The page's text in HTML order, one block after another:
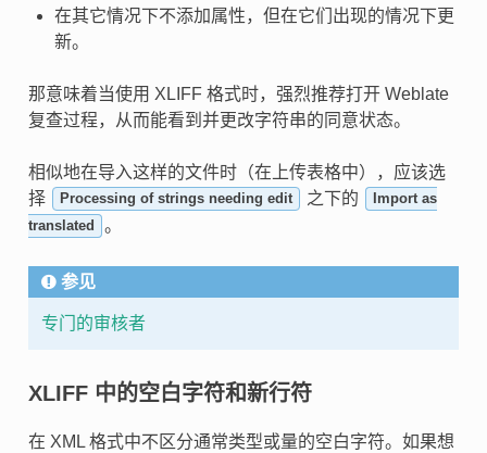
在其它情况下不添加属性，但在它们出现的情况下更
新。
那意味着当使用 XLIFF 格式时，强烈推荐打开 Weblate
复查过程，从而能看到并更改字符串的同意状态。
相似地在导入这样的文件时（在上传表格中），应该选
择
Processing of strings needing edit 之下的
Import as
translated
。
参见
专门的审核者
XLIFF 中的空白字符和新行符
在 XML 格式中不区分通常类型或量的空白字符。如果想